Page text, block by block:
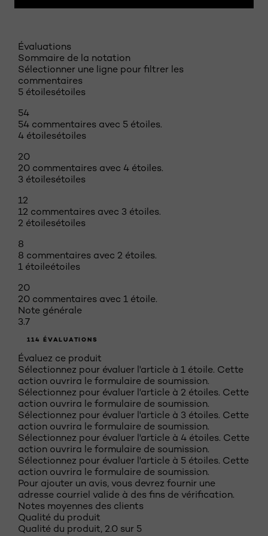
Évaluations
Sommaire de la notation
Sélectionner une ligne pour filtrer les
commentaires
5 étoilesétoiles
54
54 commentaires avec 5 étoiles.
4 étoilesétoiles
20
20 commentaires avec 4 étoiles.
3 étoilesétoiles
12
12 commentaires avec 3 étoiles.
2 étoilesétoiles
8
8 commentaires avec 2 étoiles.
1 étoileétoiles
20
20 commentaires avec 1 étoile.
Note générale
3.7
114 ÉVALUATIONS
Évaluez ce produit
Sélectionnez pour évaluer l'article à 1 étoile. Cette
action ouvrira le formulaire de soumission.
Sélectionnez pour évaluer l'article à 2 étoiles. Cette
action ouvrira le formulaire de soumission.
Sélectionnez pour évaluer l'article à 3 étoiles. Cette
action ouvrira le formulaire de soumission.
Sélectionnez pour évaluer l'article à 4 étoiles. Cette
action ouvrira le formulaire de soumission.
Sélectionnez pour évaluer l'article à 5 étoiles. Cette
action ouvrira le formulaire de soumission.
Pour ajouter un avis, vous devrez fournir une
adresse courriel valide à des fins de vérification.
Notes moyennes des clients
Qualité du produit
Qualité du produit, 2.0 sur 5